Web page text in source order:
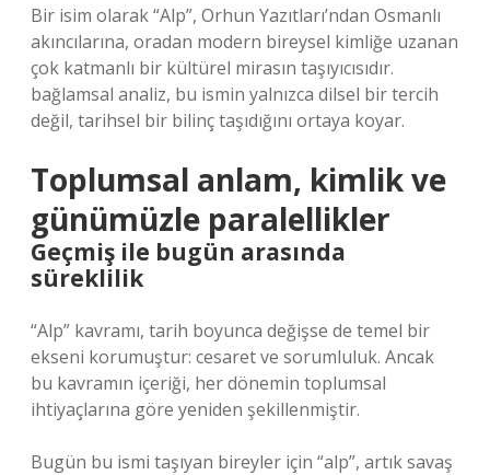
Bir isim olarak “Alp”, Orhun Yazıtları’ndan Osmanlı
akıncılarına, oradan modern bireysel kimliğe uzanan
çok katmanlı bir kültürel mirasın taşıyıcısıdır.
bağlamsal analiz, bu ismin yalnızca dilsel bir tercih
değil, tarihsel bir bilinç taşıdığını ortaya koyar.
Toplumsal anlam, kimlik ve
günümüzle paralellikler
Geçmiş ile bugün arasında
süreklilik
“Alp” kavramı, tarih boyunca değişse de temel bir
ekseni korumuştur: cesaret ve sorumluluk. Ancak
bu kavramın içeriği, her dönemin toplumsal
ihtiyaçlarına göre yeniden şekillenmiştir.
Bugün bu ismi taşıyan bireyler için “alp”, artık savaş